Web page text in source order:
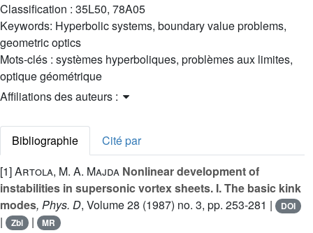
Classification : 35L50, 78A05
Keywords: Hyperbolic systems, boundary value problems,
geometric optics
Mots-clés : systèmes hyperboliques, problèmes aux limites,
optique géométrique
Affiliations des auteurs :
Bibliographie
Cité par
[1]Artola, M. A. Majda Nonlinear development of
instabilities in supersonic vortex sheets. I. The basic kink
modes, Phys. D, Volume 28 (1987) no. 3, pp. 253-281 | DOI
| Zbl | MR